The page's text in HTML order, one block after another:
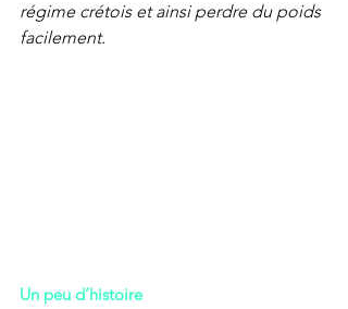
régime crétois et ainsi perdre du poids
facilement.
Un peu d’histoire